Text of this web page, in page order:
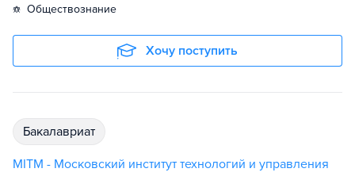
обществознание
Хочу поступить
бакалавриат
MITM - Московский институт технологий и управления